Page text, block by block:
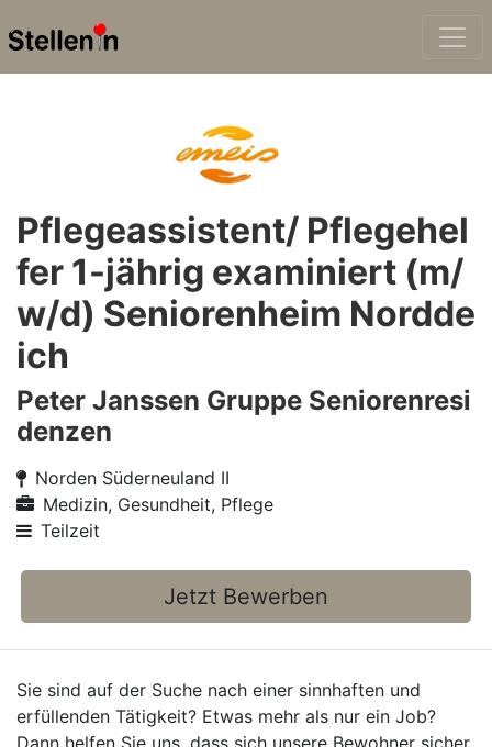
Pflegeassistent/ Pflegehel
fer 1-jährig examiniert (m/
w/d) Seniorenheim Nordde
ich
Peter Janssen Gruppe Seniorenresi
denzen
Norden Süderneuland II
Medizin, Gesundheit, Pflege
Teilzeit
Jetzt Bewerben
Sie sind auf der Suche nach einer sinnhaften und
erfüllenden Tätigkeit? Etwas mehr als nur ein Job?
Dann helfen Sie uns, dass sich unsere Bewohner sicher